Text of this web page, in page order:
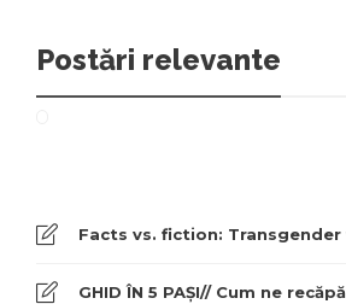
Postări relevante
Facts vs. fiction:
GHID ÎN 5 PAȘI// Cum ne